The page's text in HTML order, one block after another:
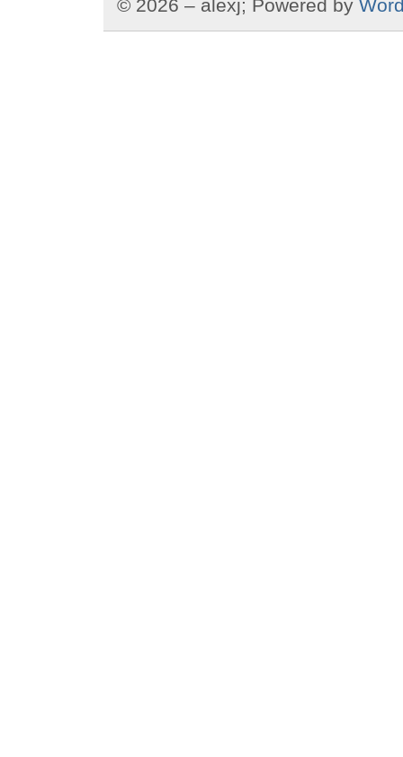
© 2026 – alexj; Powered by